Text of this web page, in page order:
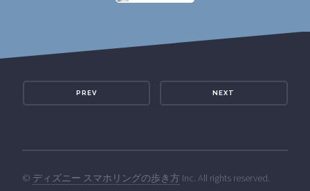
PREV NEXT
© ディズニー スマホリングの歩き方 Inc. All rights reserved.